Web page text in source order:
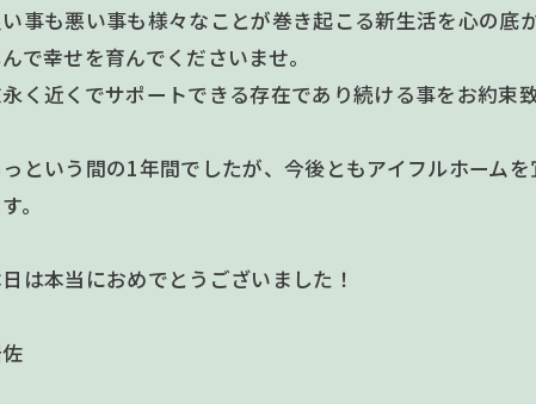
事も悪い事も様々なことが巻き起こる新生活を心の底
んで幸せを育んでくださいませ。
く近くでサポートできる存在であり続ける事をお約束致
という間の1年間でしたが、今後ともアイフルホーム
。
は本当におめでとうございました！